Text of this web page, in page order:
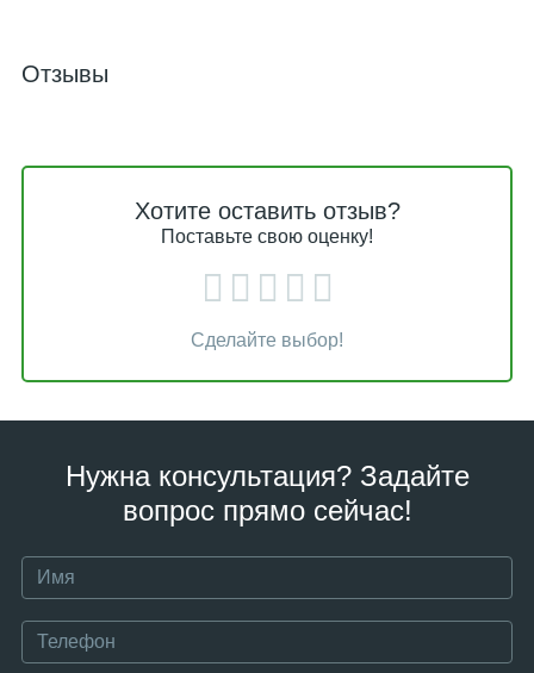
Отзывы
Хотите оставить отзыв?
Поставьте свою оценку!
Сделайте выбор!
Нужна консультация? Задайте
вопрос прямо сейчас!